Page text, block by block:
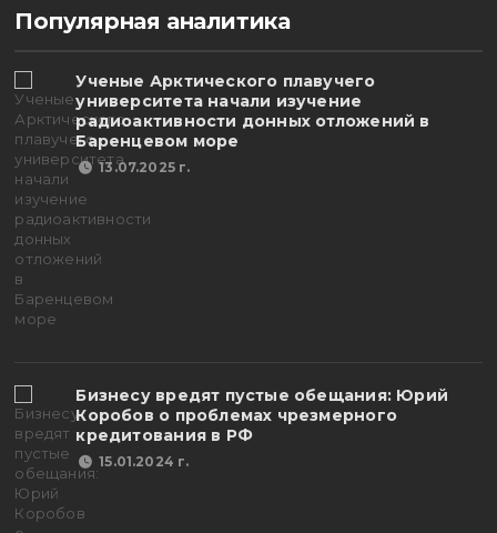
Популярная аналитика
Ученые Арктического плавучего
университета начали изучение
радиоактивности донных отложений в
Баренцевом море
13.07.2025 г.
Бизнесу вредят пустые обещания: Юрий
Коробов о проблемах чрезмерного
кредитования в РФ
15.01.2024 г.